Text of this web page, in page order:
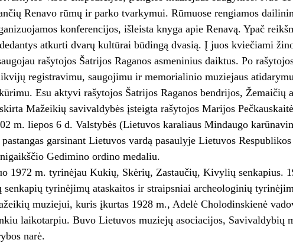
Renavo rūmų ir parko tvarkymui. Rūmuose rengiamos
konferencijos, išleista knyga apie Renavą. Ypač
atkurti dvarų kultūrai būdingą dvasią. Į juos kviečiami
rašytojos Šatrijos Raganos asmeninius daiktus. Po
registravimu, saugojimu ir memorialinio muziejaus
Esu aktyvi rašytojos Šatrijos Raganos bendrijos, Žemaičių
Mažeikių savivaldybės įsteigta rašytojos Marijos
m. liepos 6 d. Valstybės (Lietuvos karaliaus Mindaugo
pastangas garsinant Lietuvos vardą pasaulyje Lietuvos
Gedimino ordino medaliu.
1972 m. tyrinėjau Kukių, Skėrių, Zastaučių, Kivylių senkapius.
senkapių tyrinėjimų ataskaitos ir straipsniai archeologinių
muziejui, kuris įkurtas 1928 m., Adelė Cholodinskienė
laikotarpiu. Buvo Lietuvos muziejų asociacijos, Savivaldybių
narė.